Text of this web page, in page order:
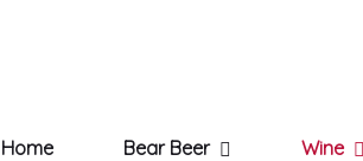
Home Bear Beer Wine